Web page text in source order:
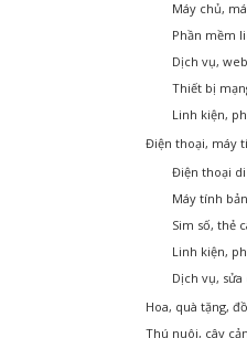
Máy chủ,
Phần mềm
Dịch vụ,
Thiết bị
Linh kiện,
Điện thoại, máy
Điện thoại
Máy tính
Sim số, thẻ
Linh kiện,
Dịch vụ,
Hoa, quà tặng,
Thú nuôi, cây